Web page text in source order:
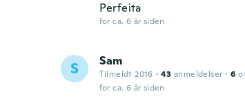
Perfeita
for ca. 6 år siden
S Sam
Tilmeldt 2016 · 43 anmeldelser · 6
for ca. 6 år siden